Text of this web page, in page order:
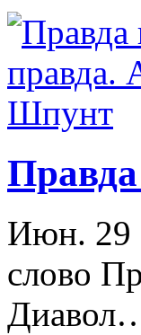
Июн. 29
слово